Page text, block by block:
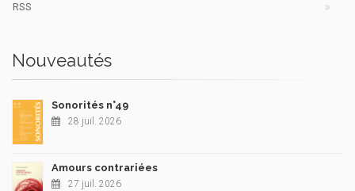
RSS
Nouveautés
Sonorités n°49
28 juil. 2026
Amours contrariées
27 juil. 2026